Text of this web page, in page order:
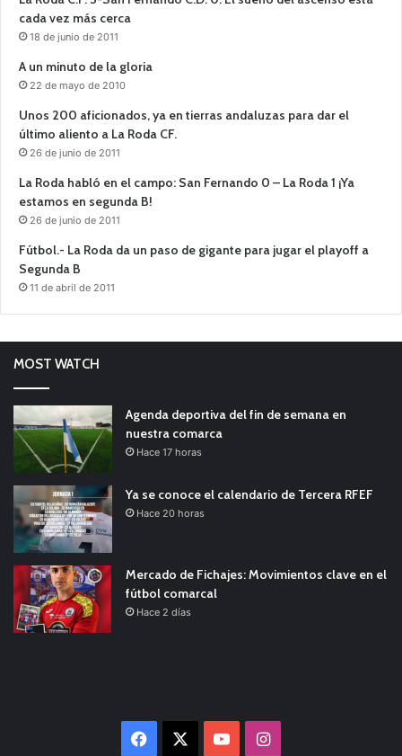
cada vez más cerca
18 de junio de 2011
A un minuto de la gloria
22 de mayo de 2010
Unos 200 aficionados, ya en tierras andaluzas para dar el
último aliento a La Roda CF.
26 de junio de 2011
La Roda habló en el campo: San Fernando 0 – La Roda 1 ¡Ya
estamos en segunda B!
26 de junio de 2011
Fútbol.- La Roda da un paso de gigante para jugar el playoff a
Segunda B
11 de abril de 2011
MOST WATCH
Agenda deportiva del fin de semana en
nuestra comarca
Hace 17 horas
Ya se conoce el calendario de Tercera RFEF
Hace 20 horas
Mercado de Fichajes: Movimientos clave en el
fútbol comarcal
Hace 2 días
Facebook YouTubeInstagram